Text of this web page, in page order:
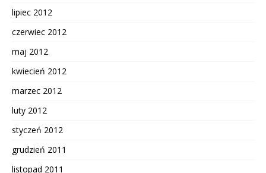
lipiec 2012
czerwiec 2012
maj 2012
kwiecień 2012
marzec 2012
luty 2012
styczeń 2012
grudzień 2011
listopad 2011